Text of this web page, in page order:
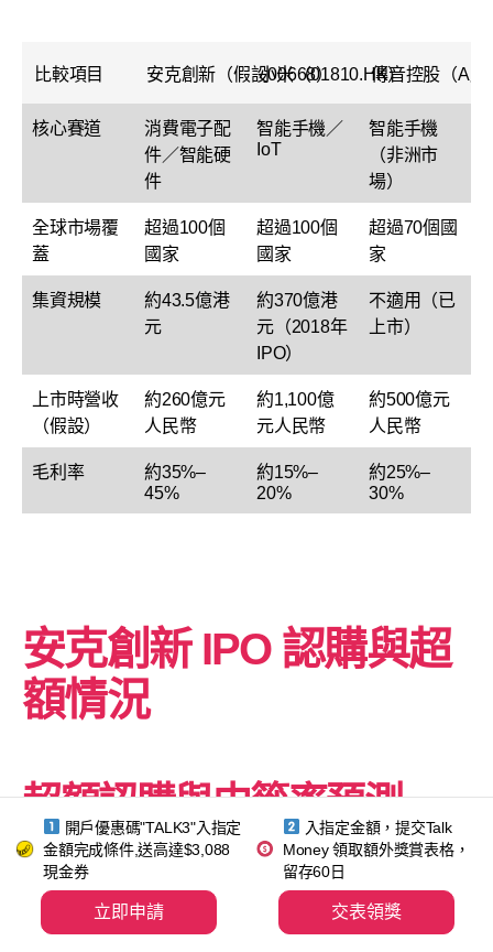
比較項目 安克創新（假設00668）小米（01810.HK）傳音控股（A股
核心賽道
消費電子配
件／智能硬
件
智能手機／
IoT
智能手機
（非洲市
場）
全球市場覆
蓋
超過100個
國家
超過100個
國家
超過70個國
家
集資規模
約43.5億港
元
約370億港
元（2018年
IPO）
不適用（已
上市）
上市時營收
（假設）
約260億元
人民幣
約1,100億
元人民幣
約500億元
人民幣
毛利率
約35%–
45%
約15%–
20%
約25%–
30%
安克創新IPO 認購與超
額情況
超額認購與中籤率預測
超額倍數預測：
雖然安克創新入場費破萬，會篩選掉
一部分小散戶，但鑑於其全球品牌知名度極高，且基投
已一口氣啃下近 50% 的貨源，機構配售部分預計首日
開戶優惠碼"TALK3"入指定
金額完成條件,送高達$3,088
現金券
立即申請
入指定金額，提交Talk
Money 領取額外獎賞表格，
留存60日
交表領獎